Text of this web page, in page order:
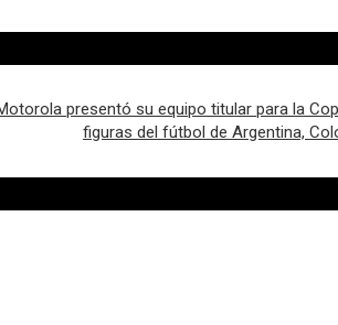
presentó su equipo titular para la
figuras del fútbol de Argentina,